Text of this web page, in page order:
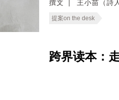
撰文 王小苗（詩
提案on the desk
跨界读本：